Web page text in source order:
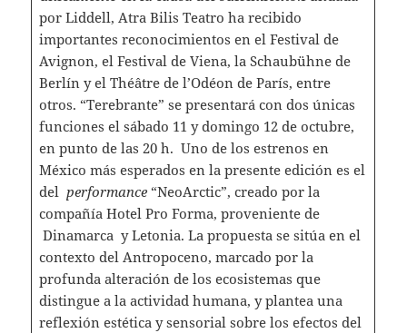
por Liddell, Atra Bilis Teatro ha recibido
importantes reconocimientos en el Festival de
Avignon, el Festival de Viena, la Schaubühne de
Berlín y el Théâtre de l’Odéon de París, entre
otros. “Terebrante” se presentará con dos únicas
funciones el sábado 11 y domingo 12 de octubre,
en punto de las 20 h. Uno de los estrenos en
México más esperados en la presente edición es el
del performance“NeoArctic”, creado por la
compañía Hotel Pro Forma, proveniente de
Dinamarca y Letonia. La propuesta se sitúa en el
contexto del Antropoceno, marcado por la
profunda alteración de los ecosistemas que
distingue a la actividad humana, y plantea una
reflexión estética y sensorial sobre los efectos del